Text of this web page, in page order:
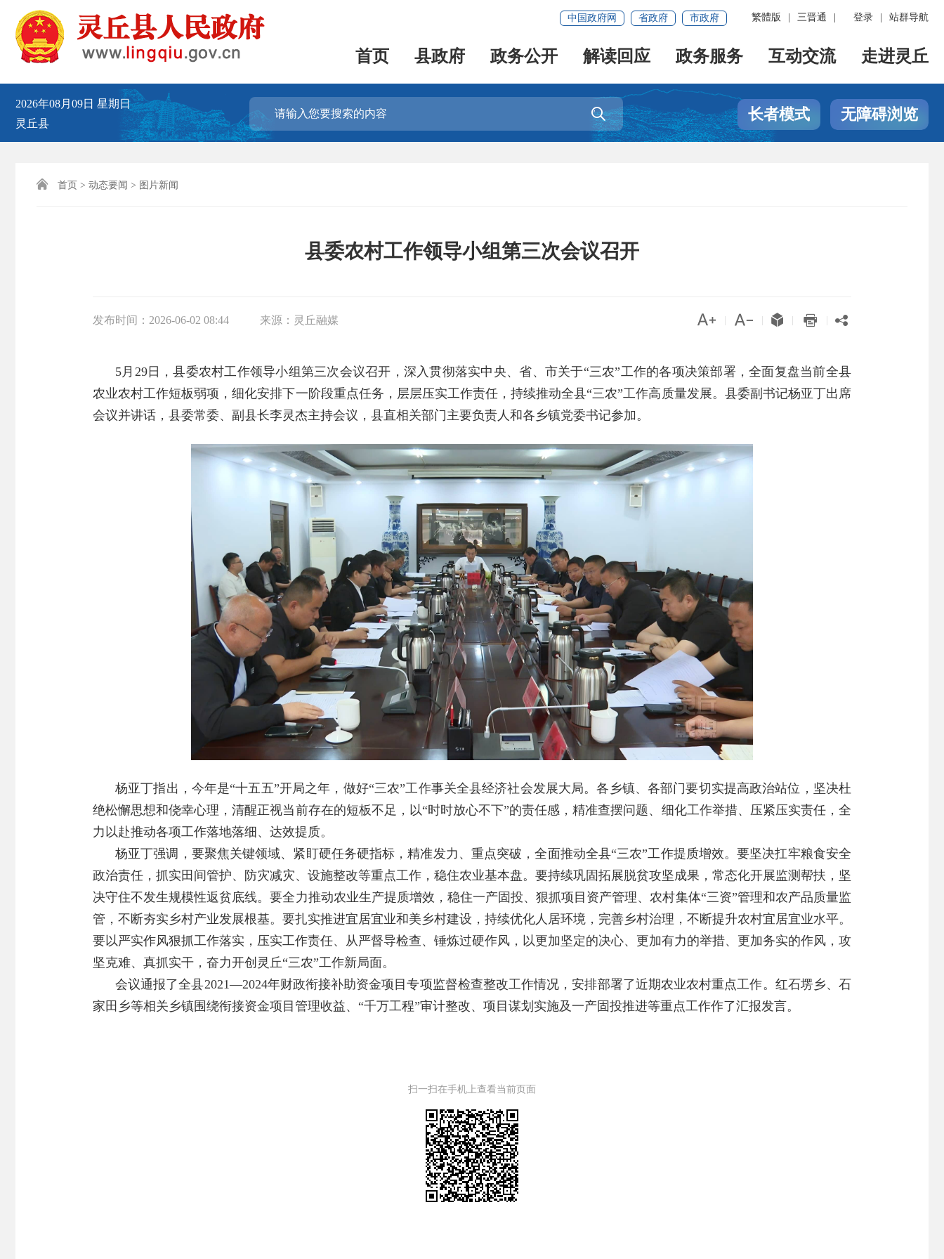
登录 站群导航
繁體版 三晋通
中国政府网 省政府 市政府
首页 县政府 政务公开 解读回应 政务服务 互动交流 走进灵丘
2026年08月09日 星期日
灵丘县
 长者模式 无障碍浏览
 首页 > 动态要闻 > 图片新闻
县委农村工作领导小组第三次会议召开
发布时间： 2026-06-02 08:44 来源： 灵丘融媒     
5月29日，县委农村工作领导小组第三次会议召开，深入贯彻落实中央、省、市关于“三农”工作的各项决策部署，全面复盘当前全县
农业农村工作短板弱项，细化安排下一阶段重点任务，层层压实工作责任，持续推动全县“三农”工作高质量发展。县委副书记杨亚丁出席
会议并讲话，县委常委、副县长李灵杰主持会议，县直相关部门主要负责人和各乡镇党委书记参加。
杨亚丁指出，今年是“十五五”开局之年，做好“三农”工作事关全县经济社会发展大局。各乡镇、各部门要切实提高政治站位，坚决杜
绝松懈思想和侥幸心理，清醒正视当前存在的短板不足，以“时时放心不下”的责任感，精准查摆问题、细化工作举措、压紧压实责任，全
力以赴推动各项工作落地落细、达效提质。
杨亚丁强调，要聚焦关键领域、紧盯硬任务硬指标，精准发力、重点突破，全面推动全县“三农”工作提质增效。要坚决扛牢粮食安全
政治责任，抓实田间管护、防灾减灾、设施整改等重点工作，稳住农业基本盘。要持续巩固拓展脱贫攻坚成果，常态化开展监测帮扶，坚
决守住不发生规模性返贫底线。要全力推动农业生产提质增效，稳住一产固投、狠抓项目资产管理、农村集体“三资”管理和农产品质量监
管，不断夯实乡村产业发展根基。要扎实推进宜居宜业和美乡村建设，持续优化人居环境，完善乡村治理，不断提升农村宜居宜业水平。
要以严实作风狠抓工作落实，压实工作责任、从严督导检查、锤炼过硬作风，以更加坚定的决心、更加有力的举措、更加务实的作风，攻
坚克难、真抓实干，奋力开创灵丘“三农”工作新局面。
会议通报了全县2021—2024年财政衔接补助资金项目专项监督检查整改工作情况，安排部署了近期农业农村重点工作。红石塄乡、石
家田乡等相关乡镇围绕衔接资金项目管理收益、“千万工程”审计整改、项目谋划实施及一产固投推进等重点工作作了汇报发言。
扫一扫在手机上查看当前页面